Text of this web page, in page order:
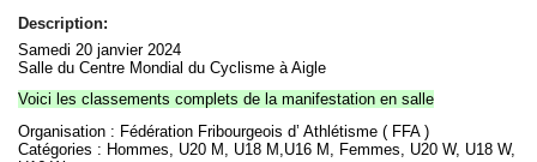
VTT
Athlétisme
Slalom In-Line
Caisse à savon
Coupe "Journal La Gruyère"
Hippisme
Marche
Description:
Samedi 20 janvier 2024
Salle du Centre Mondial du Cyclisme à Aigle
Voici les classements complets de la manifestation en salle
Organisation : Fédération Fribourgeois d’ Athlétisme ( FFA )
Catégories : Hommes, U20 M, U18 M,U16 M, Femmes, U20 W, U18 W,